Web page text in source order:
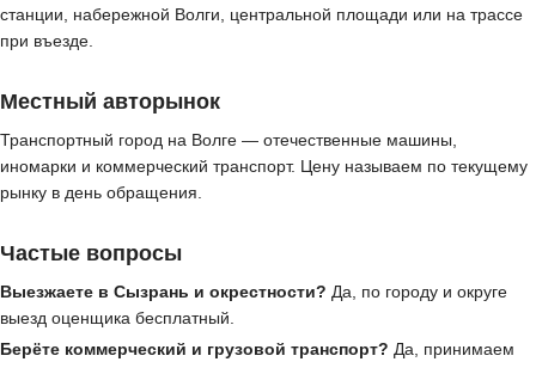
станции, набережной Волги, центральной площади или на трассе
при въезде.
Местный авторынок
Транспортный город на Волге — отечественные машины,
иномарки и коммерческий транспорт. Цену называем по текущему
рынку в день обращения.
Частые вопросы
Выезжаете в Сызрань и окрестности? Да, по городу и округе
выезд оценщика бесплатный.
Берёте коммерческий и грузовой транспорт? Да, принимаем